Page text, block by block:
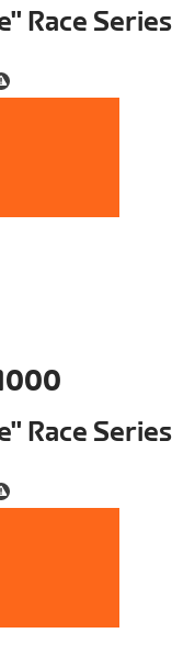
Race Series
Race Series